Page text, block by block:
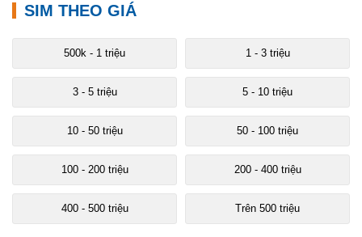
SIM THEO GIÁ
500k - 1 triệu 1 - 3 triệu
3 - 5 triệu 5 - 10 triệu
10 - 50 triệu 50 - 100 triệu
100 - 200 triệu 200 - 400 triệu
400 - 500 triệu Trên 500 triệu